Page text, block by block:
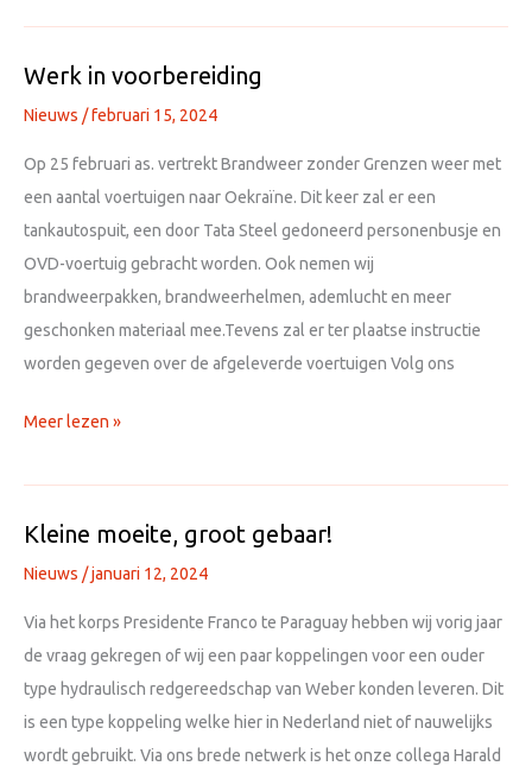
Oekraïne
Werk in voorbereiding
Nieuws /februari 15, 2024
Op 25 februari as. vertrekt Brandweer zonder Grenzen weer met
een aantal voertuigen naar Oekraïne. Dit keer zal er een
tankautospuit, een door Tata Steel gedoneerd personenbusje en
OVD-voertuig gebracht worden. Ook nemen wij
brandweerpakken, brandweerhelmen, ademlucht en meer
geschonken materiaal mee.Tevens zal er ter plaatse instructie
worden gegeven over de afgeleverde voertuigen Volg ons
Werk
voorbereiding
Meer lezen »
Kleine moeite, groot gebaar!
Nieuws /januari 12, 2024
Via het korps Presidente Franco te Paraguay hebben wij vorig jaar
de vraag gekregen of wij een paar koppelingen voor een ouder
type hydraulisch redgereedschap van Weber konden leveren. Dit
is een type koppeling welke hier in Nederland niet of nauwelijks
wordt gebruikt. Via ons brede netwerk is het onze collega Harald